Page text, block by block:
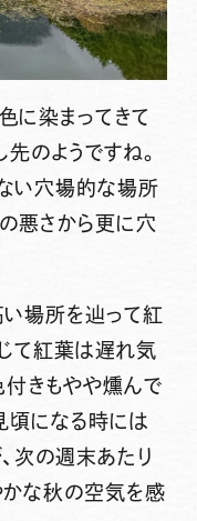
に染まってきて
のようですね。
い穴場的な場所
悪さから更に穴
場所を辿って紅
て紅葉は遅れ気
付きもやや燻んで
頃になる時には
次の週末あたり
かな秋の空気を感